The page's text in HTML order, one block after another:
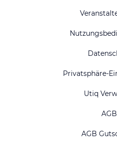
Privatsphäre-
Utiq
AGB
AGB